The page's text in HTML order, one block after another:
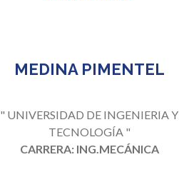
MEDINA PIMENTEL
" UNIVERSIDAD DE INGENIERIA Y
TECNOLOGÍA "
CARRERA: ING.MECÁNICA